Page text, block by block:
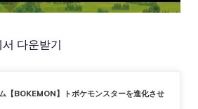
다운받기
【BOKEMON】トボケモンスターを進化させ